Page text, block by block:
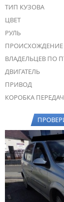
ТИП КУЗОВА
ЦВЕТ
РУЛЬ
ПРОИСХОЖДЕНИЕ
ВЛАДЕЛЬЦЕВ ПО
ДВИГАТЕЛЬ
ПРИВОД
КОРОБКА ПЕРЕДАЧ